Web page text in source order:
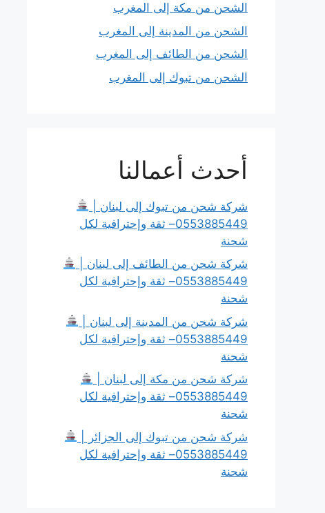
الشحن من مكة إلى المغرب
الشحن من المدينة إلى المغرب
الشحن من الطائف إلى المغرب
الشحن من تبوك إلى المغرب
أحدث أعمالنا
شركة شحن من تبوك إلى لبنان |
0553885449– ثقة وإحترافية لكل
شحنة
شركة شحن من الطائف إلى لبنان |
0553885449– ثقة وإحترافية لكل
شحنة
شركة شحن من المدينة إلى لبنان |
0553885449– ثقة وإحترافية لكل
شحنة
شركة شحن من مكة إلى لبنان |
0553885449– ثقة وإحترافية لكل
شحنة
شركة شحن من تبوك إلى الجزائر |
0553885449– ثقة وإحترافية لكل
شحنة